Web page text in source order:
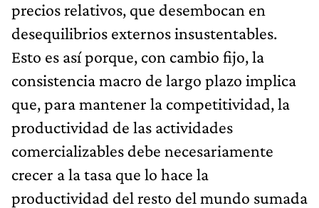
precios relativos, que desembocan en
desequilibrios externos insustentables.
Esto es así porque, con cambio fijo, la
consistencia macro de largo plazo implica
que, para mantener la competitividad, la
productividad de las actividades
comercializables debe necesariamente
crecer a la tasa que lo hace la
productividad del resto del mundo sumada